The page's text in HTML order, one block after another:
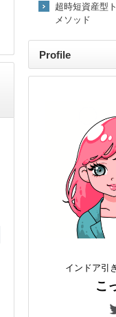
超時短資産型
メソッド
Profile
インドア引
こ